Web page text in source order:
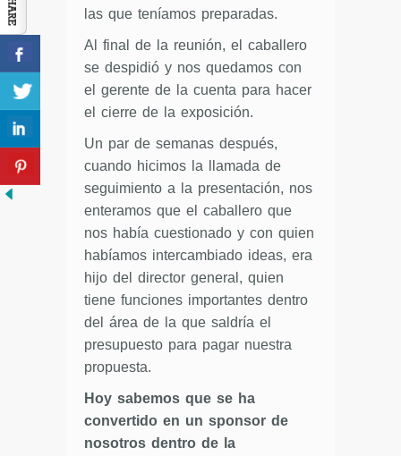
las que teníamos preparadas.
Al final de la reunión, el caballero
se despidió y nos quedamos con
el gerente de la cuenta para hacer
el cierre de la exposición.
Un par de semanas después,
cuando hicimos la llamada de
seguimiento a la presentación, nos
enteramos que el caballero que
nos había cuestionado y con quien
habíamos intercambiado ideas, era
hijo del director general, quien
tiene funciones importantes dentro
del área de la que saldría el
presupuesto para pagar nuestra
propuesta.
Hoy sabemos que se ha
convertido en un sponsor de
nosotros dentro de la